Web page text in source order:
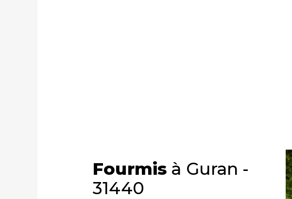
Fourmis à Guran -
31440